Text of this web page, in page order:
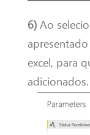
6) Ao
excel, para
adicionados.